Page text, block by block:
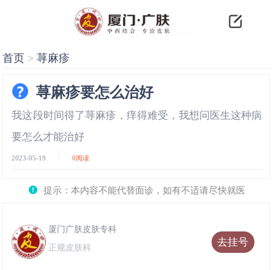
首页 >荨麻疹
荨麻疹要怎么治好
我这段时间得了荨麻疹，痒得难受，我想问医生这种病
要怎么才能治好
2023-05-19 0阅读
提示：本内容不能代替面诊，如有不适请尽快就医
去挂号
厦门广肤皮肤专科
正规皮肤科